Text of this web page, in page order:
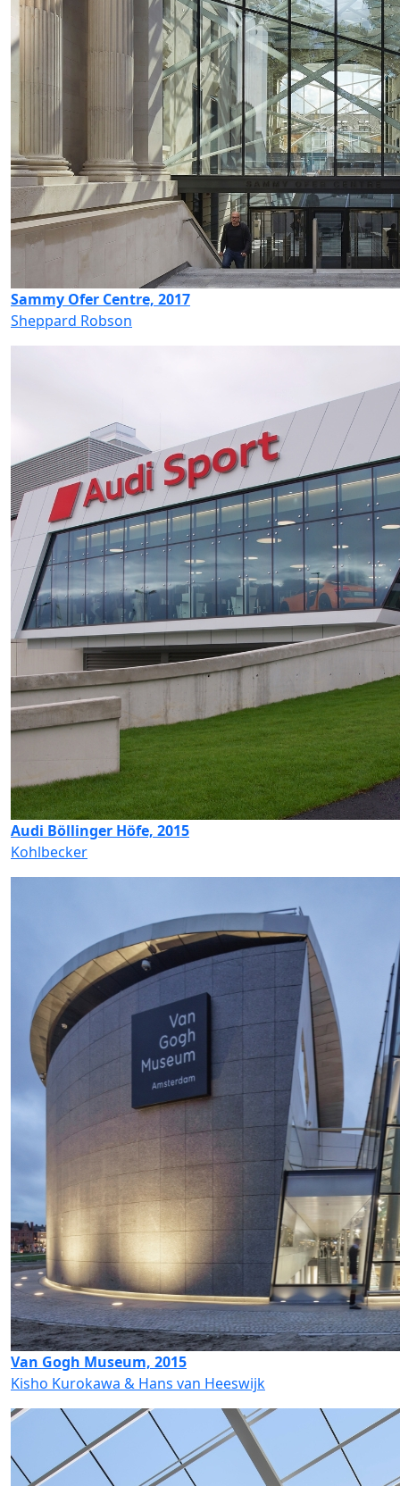
Sammy Ofer Centre, 2017
Sheppard Robson
Audi Böllinger Höfe, 2015
Kohlbecker
Van Gogh Museum, 2015
Kisho Kurokawa & Hans van Heeswijk